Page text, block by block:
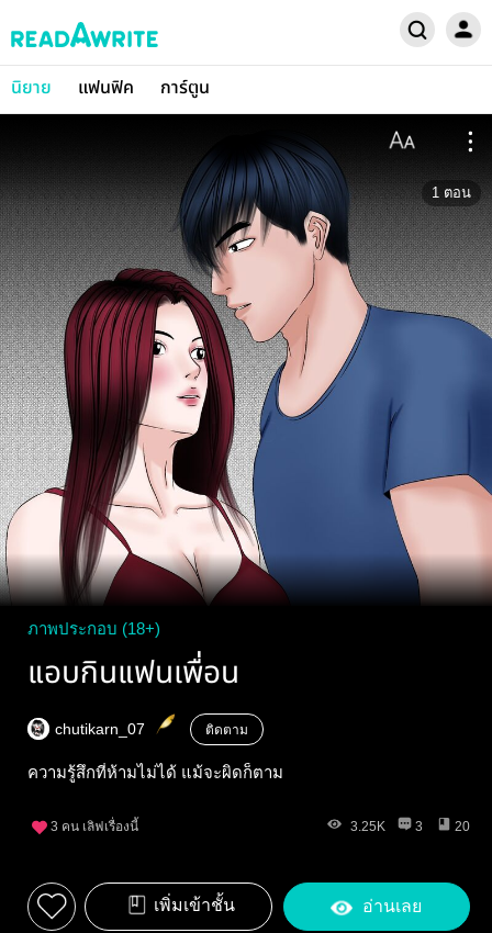
นิยาย แฟนฟิค การ์ตูน
1 ตอน
ภาพประกอบ (18+)
แอบกินแฟนเพื่อน
chutikarn_07 ติดตาม
ความรู้สึกที่ห้ามไม่ได้ แม้จะผิดก็ตาม
3 คน เลิฟเรื่องนี้ 3.25K 3 20
เพิ่มเข้าชั้น อ่านเลย